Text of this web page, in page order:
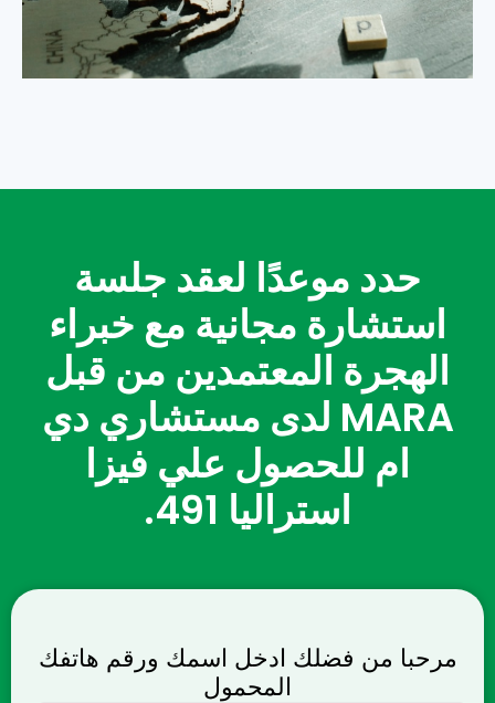
حدد موعدًا لعقد جلسة
استشارة مجانية مع خبراء
الهجرة المعتمدين من قبل
MARA لدى مستشاري دي
ام للحصول علي فيزا
استراليا 491.
مرحبا من فضلك ادخل اسمك ورقم هاتفك
المحمول